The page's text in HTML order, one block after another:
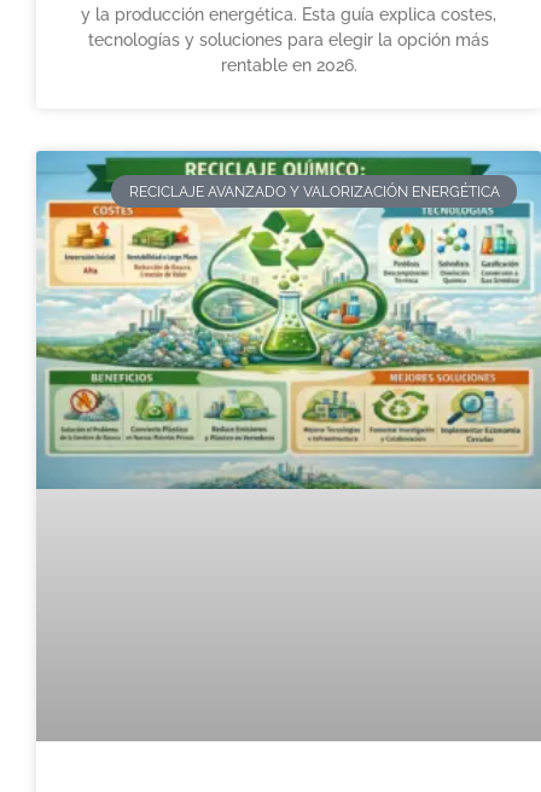
y la producción energética. Esta guía explica costes,
tecnologías y soluciones para elegir la opción más
rentable en 2026.
RECICLAJE AVANZADO Y VALORIZACIÓN ENERGÉTICA